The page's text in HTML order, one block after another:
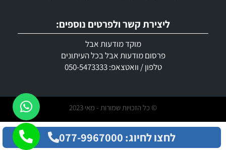
ליצירת קשר ולפרטים נוספים:
מוקד מודעות אבל
פרסום מודעות אבל בכל העיתונים
טלפון / וואטצאפ: 050-5473333
© כל הזכויות שמורות - מאי 2023
לחצו לחיוג: 077-9967000